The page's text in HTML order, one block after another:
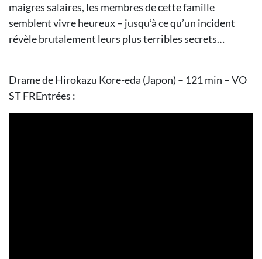
maigres salaires, les membres de cette famille
semblent vivre heureux – jusqu’à ce qu’un incident
révèle brutalement leurs plus terribles secrets…
Drame de Hirokazu Kore-eda (Japon) – 121 min – VO
ST FREntrées :